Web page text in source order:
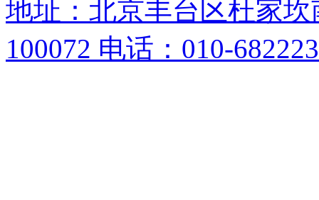
地址：北京丰台区杜家
100072 电话：010-